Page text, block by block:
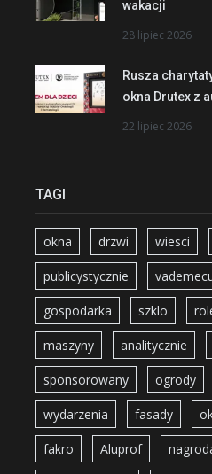
wakacji
28 lipiec 2026
Rusza
okna Drutex z
22 lipiec 2026
TAGI
okna drzwi wiesci
publicystycznie
gospodarka szklo
maszyny analitycznie
sponsorowany ogrody
wydarzenia fasady
fakro Aluprof